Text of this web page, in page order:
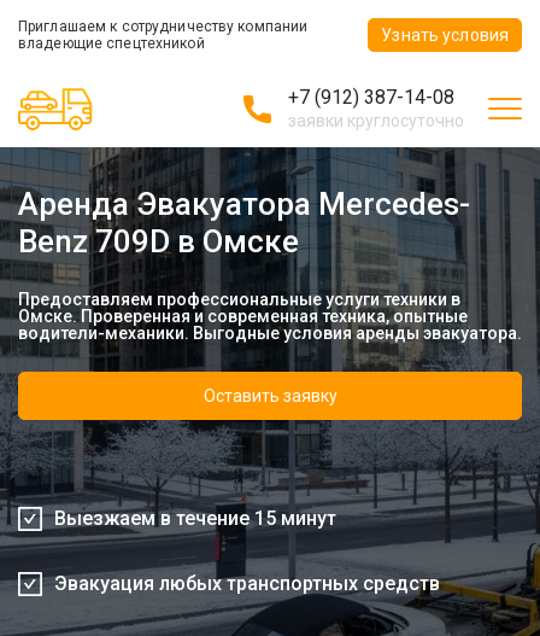
Приглашаем к сотрудничеству компании
владеющие спецтехникой
Узнать условия
+7 (912) 387-14-08
заявки круглосуточно
Аренда Эвакуатора Mercedes-
Benz 709D в Омске
Предоставляем профессиональные услуги техники в
Омске. Проверенная и современная техника, опытные
водители-механики. Выгодные условия аренды эвакуатора.
Оставить заявку
Выезжаем в течение 15 минут
Эвакуация любых транспортных средств